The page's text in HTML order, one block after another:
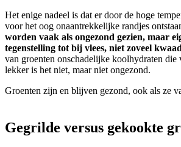
Het enige nadeel is dat er door de hoge
voor het oog onaantrekkelijke randjes
worden vaak als ongezond gezien, maar
tegenstelling tot bij vlees, niet zoveel
van groenten onschadelijke koolhydraten die
lekker is het niet, maar niet ongezond.
Groenten zijn en blijven gezond, ook als ze
Gegrilde versus gekookte